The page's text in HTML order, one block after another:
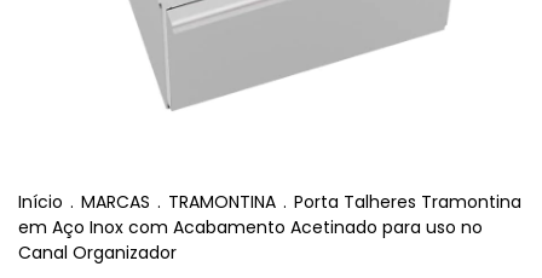
Início . MARCAS . TRAMONTINA . Porta Talheres Tramontina
em Aço Inox com Acabamento Acetinado para uso no
Canal Organizador